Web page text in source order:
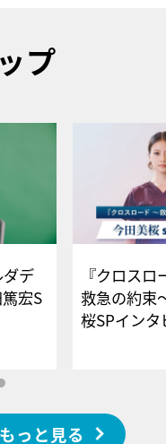
プ
ダデ
宏S
ー
『クロス
救急の約束
桜SPイ
っと見る